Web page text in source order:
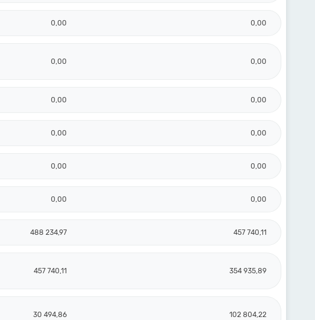
0,00 0,00
0,00 0,00
0,00 0,00
0,00 0,00
0,00 0,00
0,00 0,00
488 234,97 457 740,11
457 740,11 354 935,89
30 494,86 102 804,22